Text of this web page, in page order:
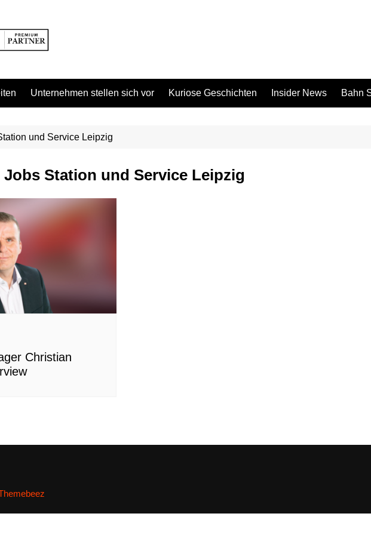
Unternehmen stellen sich vor Kuriose Geschichten Insider News Bahn
und Service Leipzig
Jobs Station und Service Leipzig
Christian